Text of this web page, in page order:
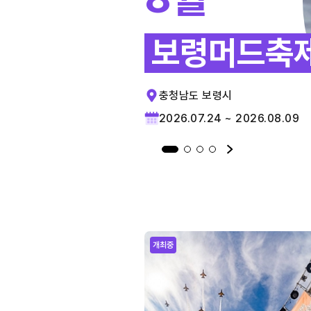
보령머드축
충청남도 보령시
2026.07.24 ~ 2026.08.09
개최중